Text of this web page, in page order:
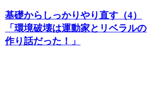
基礎からしっかりやり直す（4）
「環境破壊は運動家とリベラルの
作り話だった！」